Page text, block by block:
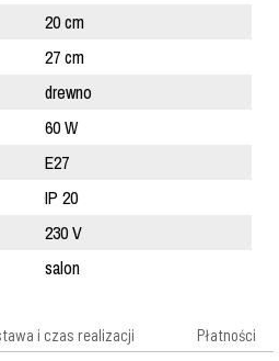
20 cm
27 cm
drewno
60 W
E27
IP 20
230 V
salon
i czas realizacji Płatności